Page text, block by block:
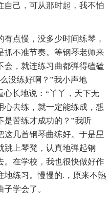
自己，可从那时起，我不怕
点慢，没多少时间练琴，
抓不准节奏。等钢琴老师来
会，就连练习曲都弹得磕磕
没练好啊？”我小声地
心长地说：“丫丫，天下无
心去练，就一定能练成，想
是苦练才成功的？”我听
这几首钢琴曲练好。于是星
跳上琴凳，认真地弹起钢
。在学校，我也很快做好作
地练习。慢慢的.，原来不熟
学会了。